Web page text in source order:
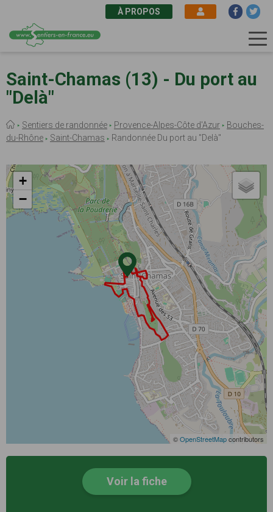
au
contenu
principal
À PROPOS
Saint-Chamas (13) - Du port au
"Delà"
Fil
d'Ariane
Sentiers de randonnée Provence-Alpes-Côte d'Azur
Bouches-
du-Rhône
Saint-Chamas Randonnée Du port au "Delà"
+
−
©OpenStreetMapcontributors
Voir la fiche